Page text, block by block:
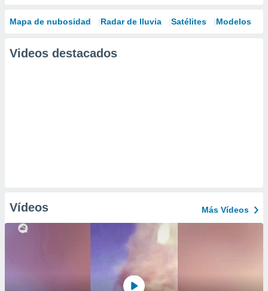
Mapa de nubosidad Radar de lluvia Satélites Modelos
Videos destacados
Vídeos Más Vídeos